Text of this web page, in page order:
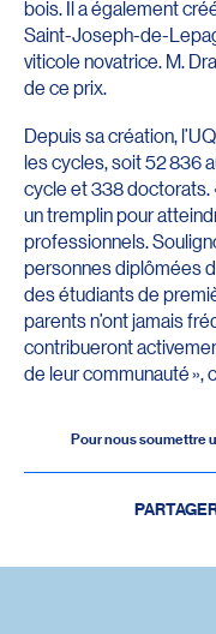
bois. Il a également
Saint-Joseph-de-
viticole novatrice. M.
de ce prix.
Depuis sa création,
les cycles, soit 52 836
cycle et 338 doctorats.
un tremplin pour
professionnels.
personnes diplômées
des étudiants de
parents n’ont jamais
contribueront
de leur communauté »,
Pour nous soumettre